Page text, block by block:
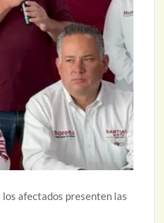
afectados presenten las